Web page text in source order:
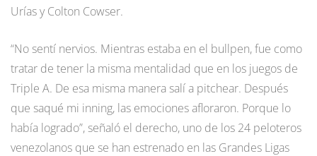
Urías y Colton Cowser.
“No sentí nervios. Mientras estaba en el bullpen, fue como
tratar de tener la misma mentalidad que en los juegos de
Triple A. De esa misma manera salí a pitchear. Después
que saqué mi inning, las emociones afloraron. Porque lo
había logrado”, señaló el derecho, uno de los 24 peloteros
venezolanos que se han estrenado en las Grandes Ligas